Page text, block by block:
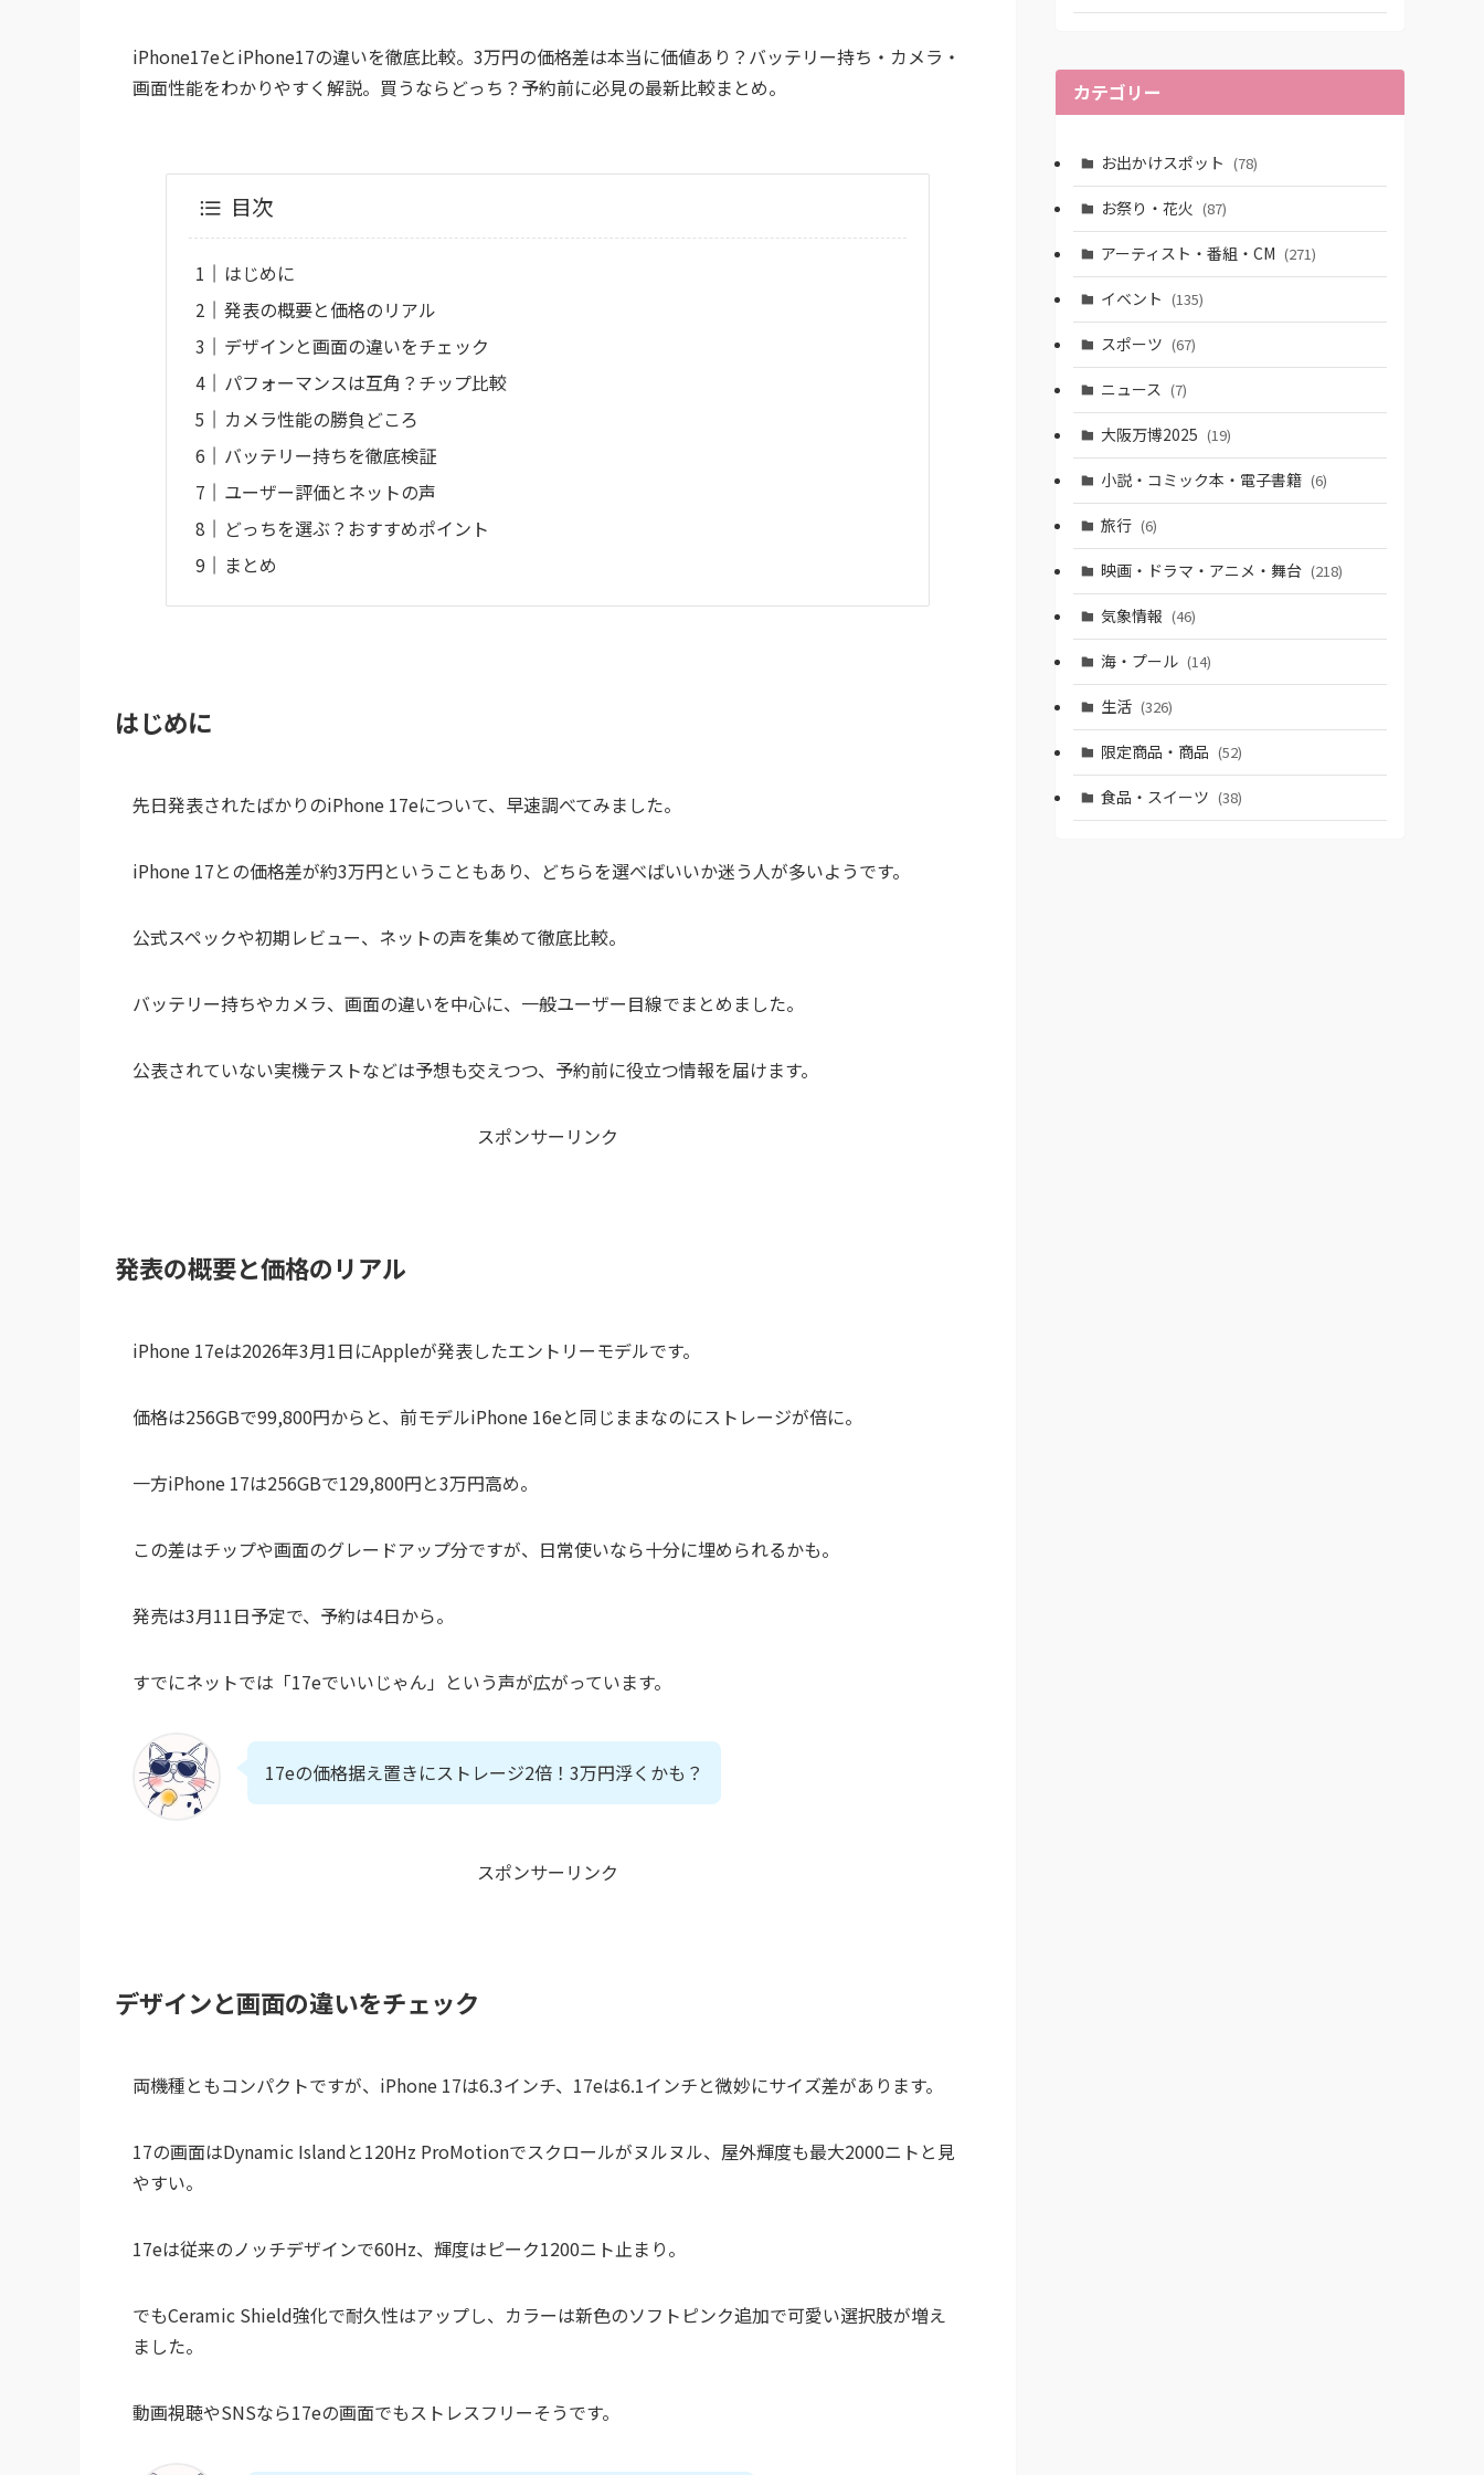
iPhone17eとiPhone17の違いを徹底比較。3万円の価格差は本当に価値あり？バッテリー持ち・カメラ・
画面性能をわかりやすく解説。買うならどっち？予約前に必見の最新比較まとめ。
目次
はじめに
発表の概要と価格のリアル
デザインと画面の違いをチェック
パフォーマンスは互角？チップ比較
カメラ性能の勝負どころ
バッテリー持ちを徹底検証
ユーザー評価とネットの声
どっちを選ぶ？おすすめポイント
まとめ
はじめに
先日発表されたばかりのiPhone 17eについて、早速調べてみました。
iPhone 17との価格差が約3万円ということもあり、どちらを選べばいいか迷う人が多いようです。
公式スペックや初期レビュー、ネットの声を集めて徹底比較。
バッテリー持ちやカメラ、画面の違いを中心に、一般ユーザー目線でまとめました。
公表されていない実機テストなどは予想も交えつつ、予約前に役立つ情報を届けます。
スポンサーリンク
発表の概要と価格のリアル
iPhone 17eは2026年3月1日にAppleが発表したエントリーモデルです。
価格は256GBで99,800円からと、前モデルiPhone 16eと同じままなのにストレージが倍に。
一方iPhone 17は256GBで129,800円と3万円高め。
この差はチップや画面のグレードアップ分ですが、日常使いなら十分に埋められるかも。
発売は3月11日予定で、予約は4日から。
すでにネットでは「17eでいいじゃん」という声が広がっています。
17eの価格据え置きにストレージ2倍！3万円浮くかも？
スポンサーリンク
デザインと画面の違いをチェック
両機種ともコンパクトですが、iPhone 17は6.3インチ、17eは6.1インチと微妙にサイズ差があります。
17の画面はDynamic Islandと120Hz ProMotionでスクロールがヌルヌル、屋外輝度も最大2000ニトと見
やすい。
17eは従来のノッチデザインで60Hz、輝度はピーク1200ニト止まり。
でもCeramic Shield強化で耐久性はアップし、カラーは新色のソフトピンク追加で可愛い選択肢が増え
ました。
動画視聴やSNSなら17eの画面でもストレスフリーそうです。
カテゴリー
お出かけスポット (78)
お祭り・花火 (87)
アーティスト・番組・CM (271)
イベント (135)
スポーツ (67)
ニュース (7)
大阪万博2025 (19)
小説・コミック本・電子書籍 (6)
旅行 (6)
映画・ドラマ・アニメ・舞台 (218)
気象情報 (46)
海・プール (14)
生活 (326)
限定商品・商品 (52)
食品・スイーツ (38)